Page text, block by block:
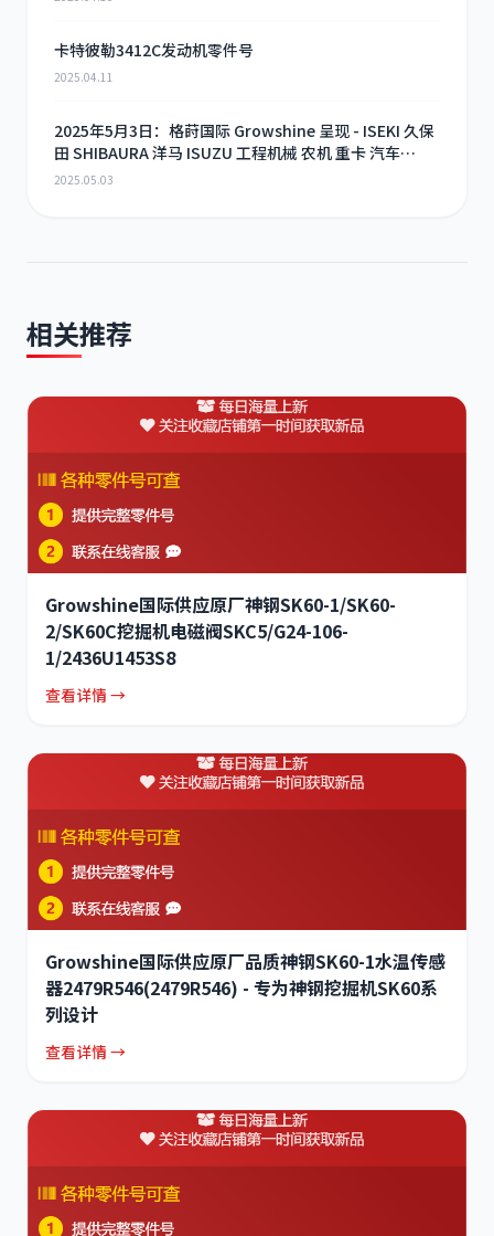
卡特彼勒3412C发动机零件号
2025.04.11
2025年5月3日：格莳国际 Growshine 呈现 - ISEKI 久保
田 SHIBAURA 洋马 ISUZU 工程机械 农机 重卡 汽车
RHF3 涡轮增压器及配件 海量现货供应
2025.05.03
相关推荐
Growshine国际供应原厂神钢SK60-1/SK60-
2/SK60C挖掘机电磁阀SKC5/G24-106-
1/2436U1453S8
查看详情 →
Growshine国际供应原厂品质神钢SK60-1水温传感
器2479R546(2479R546) - 专为神钢挖掘机SK60系
列设计
查看详情 →